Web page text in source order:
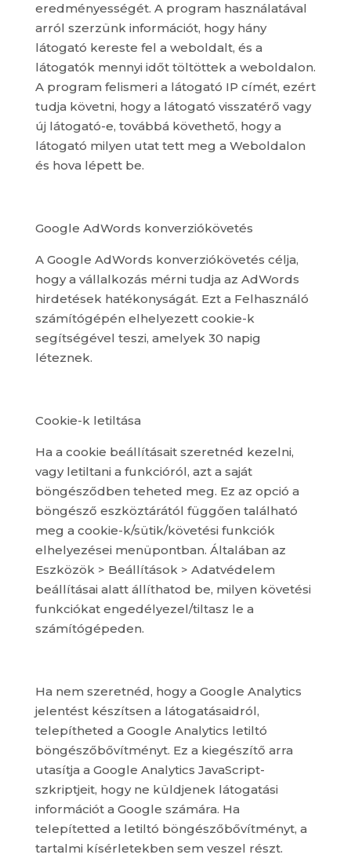
eredményességét. A program használatával
arról szerzünk információt, hogy hány
látogató kereste fel a weboldalt, és a
látogatók mennyi időt töltöttek a weboldalon.
A program felismeri a látogató IP címét, ezért
tudja követni, hogy a látogató visszatérő vagy
új látogató-e, továbbá követhető, hogy a
látogató milyen utat tett meg a Weboldalon
és hova lépett be.
Google AdWords konverziókövetés
A Google AdWords konverziókövetés célja,
hogy a vállalkozás mérni tudja az AdWords
hirdetések hatékonyságát. Ezt a Felhasználó
számítógépén elhelyezett cookie-k
segítségével teszi, amelyek 30 napig
léteznek.
Cookie-k letiltása
Ha a cookie beállításait szeretnéd kezelni,
vagy letiltani a funkcióról, azt a saját
böngésződben teheted meg. Ez az opció a
böngésző eszköztárától függően található
meg a cookie-k/sütik/követési funkciók
elhelyezései menüpontban. Általában az
Eszközök > Beállítások > Adatvédelem
beállításai alatt állíthatod be, milyen követési
funkciókat engedélyezel/tiltasz le a
számítógépeden.
Ha nem szeretnéd, hogy a Google Analytics
jelentést készítsen a látogatásaidról,
telepítheted a Google Analytics letiltó
böngészőbővítményt. Ez a kiegészítő arra
utasítja a Google Analytics JavaScript-
szkriptjeit, hogy ne küldjenek látogatási
információt a Google számára. Ha
telepítetted a letiltó böngészőbővítményt, a
tartalmi kísérletekben sem veszel részt.